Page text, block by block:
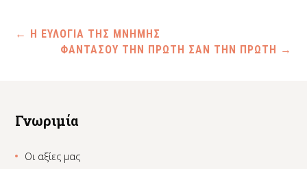
← Η ΕΥΛΟΓΙΑ ΤΗΣ ΜΝΗΜΗΣ
ΦΑΝΤΑΣΟΥ ΤΗΝ ΠΡΩΤΗ ΣΑΝ ΤΗΝ ΠΡΩΤΗ →
Γνωριμία
Οι αξίες μας